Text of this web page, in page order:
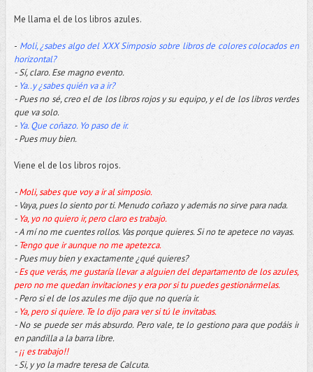
Me llama el de los libros azules.
- Moli, ¿sabes algo del XXX Simposio sobre libros de colores colocados en
horizontal?
- Sí, claro. Ese magno evento.
- Ya..y ¿sabes quién va a ir?
- Pues no sé, creo el de los libros rojos y su equipo, y el de los libros verdes
que va solo.
- Ya. Que coñazo. Yo paso de ir.
- Pues muy bien.
Viene el de los libros rojos.
-Moli, sabes que voy a ir al simposio.
- Vaya, pues lo siento por ti. Menudo coñazo y además no sirve para nada.
- Ya, yo no quiero ir, pero claro es trabajo.
- A mí no me cuentes rollos. Vas porque quieres. Si no te apetece no vayas.
- Tengo que ir aunque no me apetezca.
- Pues muy bien y exactamente ¿qué quieres?
-Es que verás, me gustaría llevar a alguien del departamento de los azules,
pero no me quedan invitaciones y era por si tu puedes gestionármelas.
- Pero si el de los azules me dijo que no quería ir.
- Ya, pero si quiere. Te lo dijo para ver si tú le invitabas.
- No se puede ser más absurdo. Pero vale, te lo gestiono para que podáis ir
en pandilla a la barra libre.
-¡¡ es trabajo!!
- Si, y yo la madre teresa de Calcuta.